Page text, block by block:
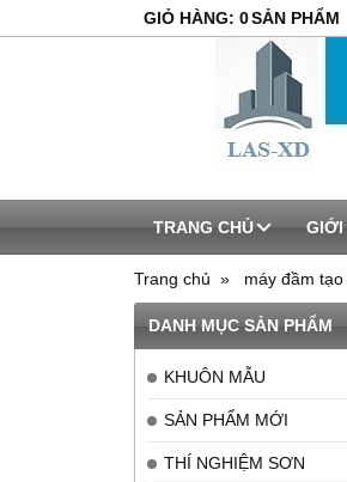
GIỎ HÀNG: 0SẢN PHẨM
TRANG CHỦ GIỚI
Trang chủ máy đầm
DANH MỤC SẢN PHẨM
KHUÔN MẪU
SẢN PHẨM MỚI
THÍ NGHIỆM SƠN